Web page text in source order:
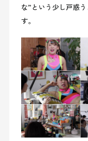
な”という少し戸惑
す。